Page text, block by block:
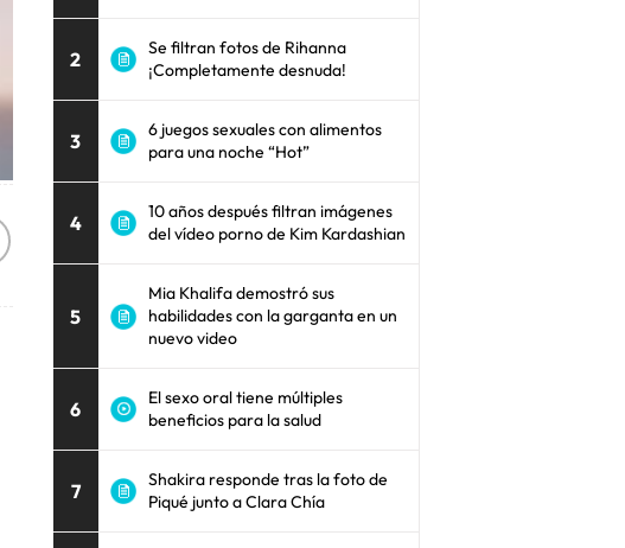
2
Se filtran fotos de Rihanna
¡Completamente desnuda!
3
6 juegos sexuales con alimentos
para una noche “Hot”
4
10 años después filtran imágenes
del vídeo porno de Kim Kardashian
5
Mia Khalifa demostró sus
habilidades con la garganta en un
nuevo video
6
El sexo oral tiene múltiples
beneficios para la salud
7
Shakira responde tras la foto de
Piqué junto a Clara Chía